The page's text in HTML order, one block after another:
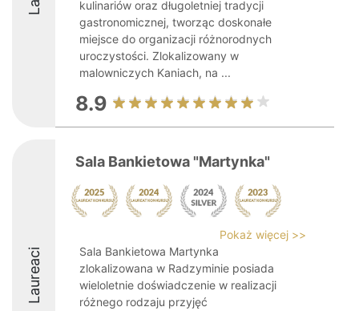
kulinariów oraz długoletniej tradycji
gastronomicznej, tworząc doskonałe
miejsce do organizacji różnorodnych
uroczystości. Zlokalizowany w
malowniczych Kaniach, na ...
8.9
Laureaci
Sala Bankietowa "Martynka"
Pokaż więcej >>
Sala Bankietowa Martynka
zlokalizowana w Radzyminie posiada
wieloletnie doświadczenie w realizacji
różnego rodzaju przyjęć